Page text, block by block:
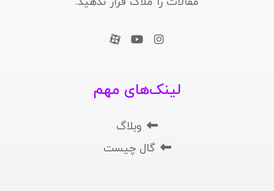
لینک‌های مهم
وبلاگ
گال چیست